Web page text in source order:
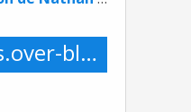
passseuredelivres.over-blog.com